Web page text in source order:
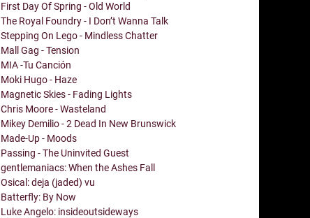
First Day Of Spring - Old World
The Royal Foundry - I Don’t Wanna Talk
Stepping On Lego - Mindless Chatter
Mall Gag - Tension
MIA -Tu Canción
Moki Hugo - Haze
Magnetic Skies - Fading Lights
Chris Moore - Wasteland
Mikey Demilio - 2 Dead In New Brunswick
Made-Up - Moods
Passing - The Uninvited Guest
gentlemaniacs: When the Ashes Fall
Osical: deja (jaded) vu
Batterfly: By Now
Luke Angelo: insideoutsideways